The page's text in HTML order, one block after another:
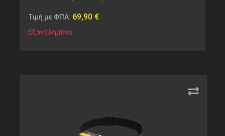
Τιμή με ΦΠΑ: 69,90 €
Εξαντλημένο